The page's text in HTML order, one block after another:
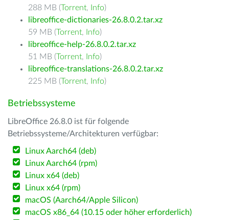
288 MB (Torrent, Info)
libreoffice-dictionaries-26.8.0.2.tar.xz
59 MB (Torrent, Info)
libreoffice-help-26.8.0.2.tar.xz
51 MB (Torrent, Info)
libreoffice-translations-26.8.0.2.tar.xz
225 MB (Torrent, Info)
Betriebssysteme
LibreOffice 26.8.0 ist für folgende
Betriebssysteme/Architekturen verfügbar:
Linux Aarch64 (deb)
Linux Aarch64 (rpm)
Linux x64 (deb)
Linux x64 (rpm)
macOS (Aarch64/Apple Silicon)
macOS x86_64 (10.15 oder höher erforderlich)